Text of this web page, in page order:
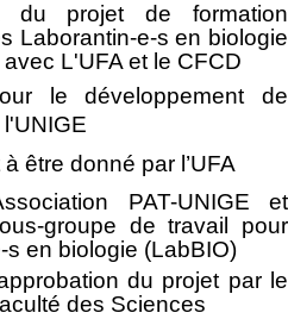
du projet de formation
Laborantin-e-s en biologie
L'UFA et le CFCD
le développement de
être donné par l’UFA
PAT-UNIGE et
groupe de travail pour
s en biologie (LabBIO)
du projet par le
des Sciences